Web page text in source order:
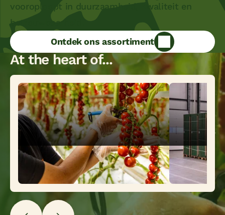
vooroploopt in duurzaamheid, kwaliteit en
betrouwbaarheid.
Ontdek ons assortiment
At the heart of...
Harvest Supply